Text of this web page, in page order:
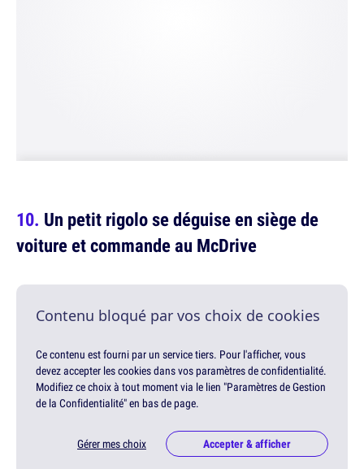
Un petit rigolo se déguise en siège de
voiture et commande au McDrive
Contenu bloqué par vos choix de cookies
Ce contenu est fourni par un service tiers. Pour l'afficher, vous
devez accepter les cookies dans vos paramètres de confidentialité.
Modifiez ce choix à tout moment via le lien "Paramètres de Gestion
de la Confidentialité" en bas de page.
Gérer mes choix Accepter & afficher